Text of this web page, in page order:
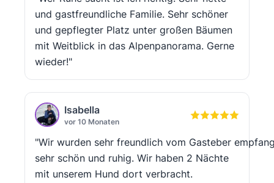
und gastfreundliche Familie. Sehr schöner
und gepflegter Platz unter großen Bäumen
mit Weitblick in das Alpenpanorama. Gerne
wieder!"
Isabella
vor 10 Monaten
"Wir wurden sehr freundlich vom Gasteber
sehr schön und ruhig. Wir haben 2 Nächte
mit unserem Hund dort verbracht.